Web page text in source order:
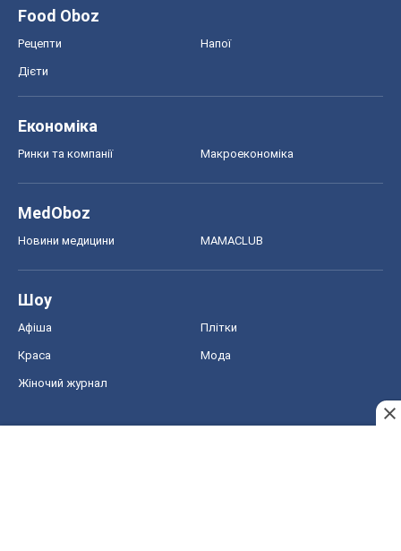
Food Oboz
Рецепти Напої
Дієти
Економіка
Ринки та компанії Макроекономіка
MedOboz
Новини медицини MAMACLUB
Шоу
Афіша Плітки
Краса Мода
Жіночий журнал